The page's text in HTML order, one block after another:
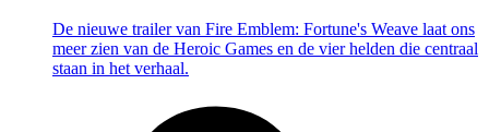
De nieuwe trailer van Fire Emblem: Fortune's Weave laat ons
meer zien van de Heroic Games en de vier helden die centraal
staan in het verhaal.